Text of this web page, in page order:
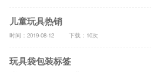
儿童玩具热销
时间：2019-08-12 下载：10次
玩具袋包装标签